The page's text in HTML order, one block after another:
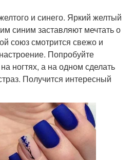
Нежно-розовый
маникюр
Розовый маникюр
и синего. Яркий желтый
синим заставляют мечтать о
союз смотрится свежо и
Попробуйте
ногтях, а на одном сделать
Получится интересный